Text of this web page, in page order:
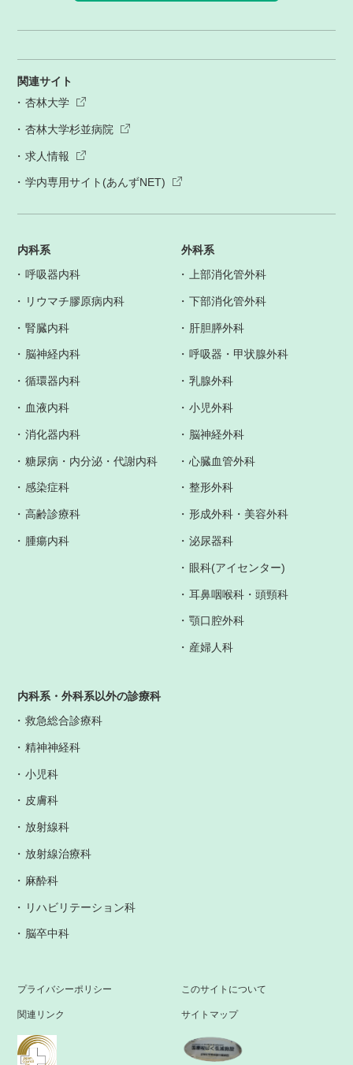
関連サイト
杏林大学
杏林大学杉並病院
求人情報
学内専用サイト(あんずNET)
内科系
呼吸器内科
リウマチ膠原病内科
腎臓内科
脳神経内科
循環器内科
血液内科
消化器内科
糖尿病・内分泌・代謝内科
感染症科
高齢診療科
腫瘍内科
外科系
上部消化管外科
下部消化管外科
肝胆膵外科
呼吸器・甲状腺外科
乳腺外科
小児外科
脳神経外科
心臓血管外科
整形外科
形成外科・美容外科
泌尿器科
眼科(アイセンター)
耳鼻咽喉科・頭頸科
顎口腔外科
産婦人科
内科系・外科系以外の診療科
救急総合診療科
精神神経科
小児科
皮膚科
放射線科
放射線治療科
麻酔科
リハビリテーション科
脳卒中科
プライバシーポリシー このサイトについて
関連リンク サイトマップ